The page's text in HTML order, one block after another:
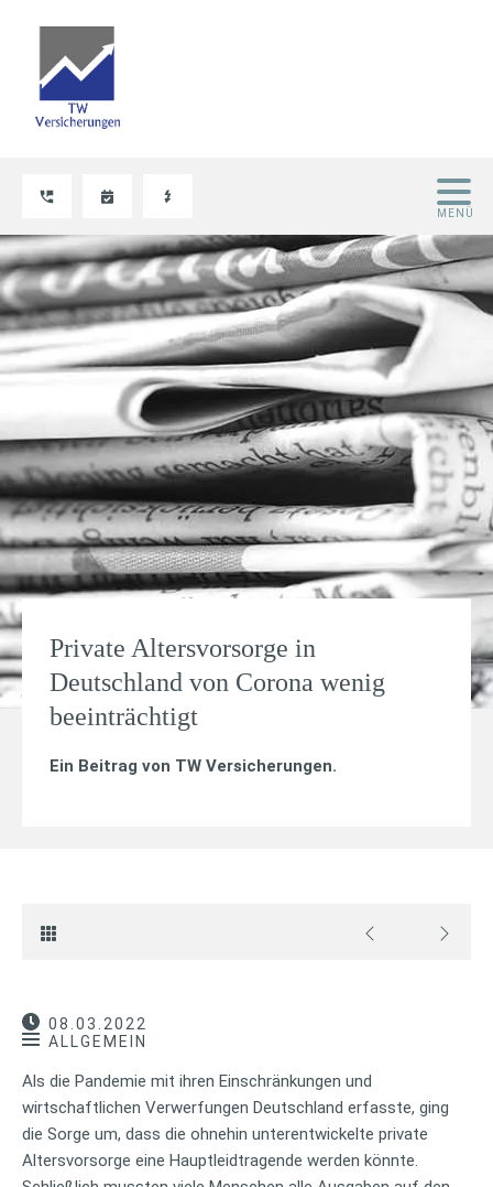
Private Altersvorsorge in
Deutschland von Corona wenig
beeinträchtigt
Ein Beitrag von TW Versicherungen.
08.03.2022
ALLGEMEIN
Als die Pandemie mit ihren Einschränkungen und
wirtschaftlichen Verwerfungen Deutschland erfasste, ging
die Sorge um, dass die ohnehin unterentwickelte private
Altersvorsorge eine Hauptleidtragende werden könnte.